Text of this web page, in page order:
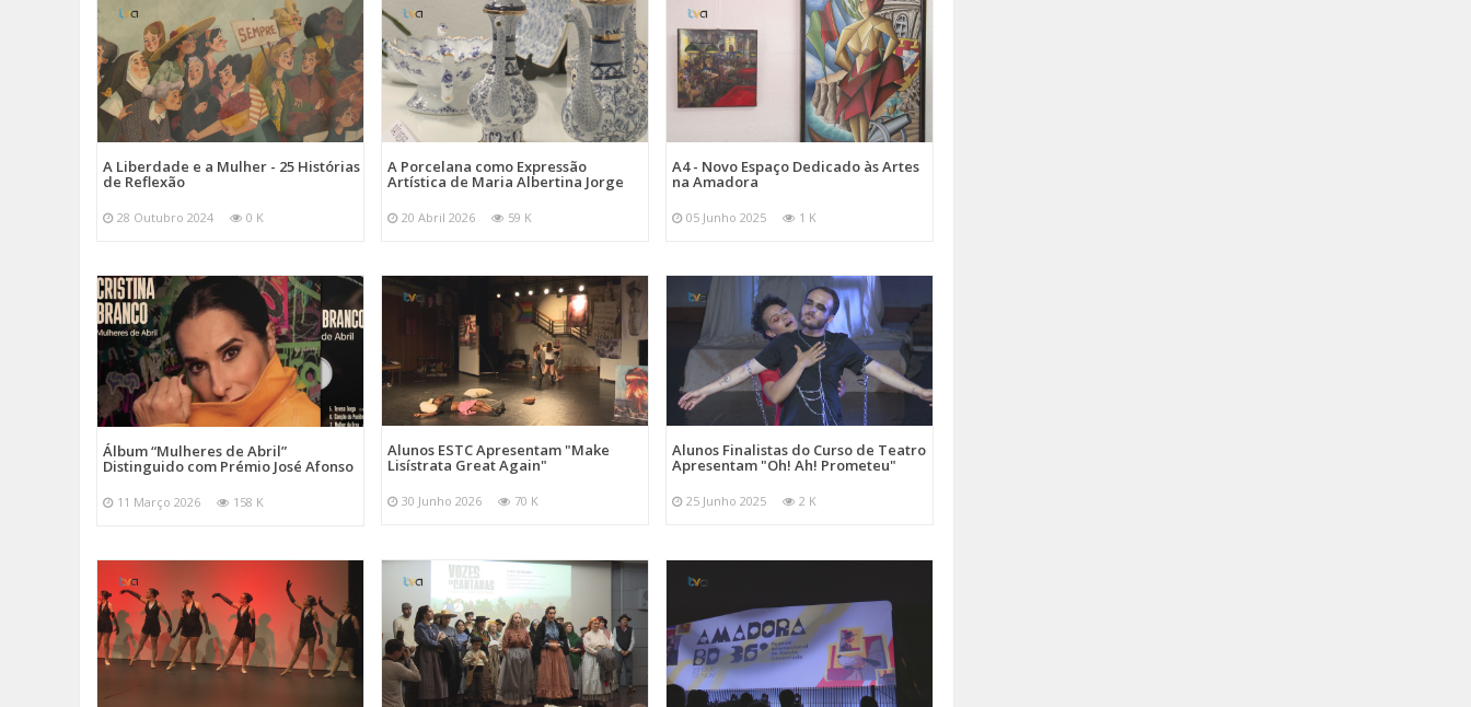
A Liberdade e a Mulher - 25 Histórias
de Reflexão
28 Outubro 2024 0 K
A Porcelana como Expressão
Artística de Maria Albertina Jorge
20 Abril 2026 59 K
A4 - Novo Espaço Dedicado às Artes
na Amadora
05 Junho 2025 1 K
Álbum “Mulheres de Abril”
Distinguido com Prémio José Afonso
11 Março 2026 158 K
Alunos ESTC Apresentam "Make
Lisístrata Great Again"
30 Junho 2026 70 K
Alunos Finalistas do Curso de Teatro
Apresentam "Oh! Ah! Prometeu"
25 Junho 2025 2 K